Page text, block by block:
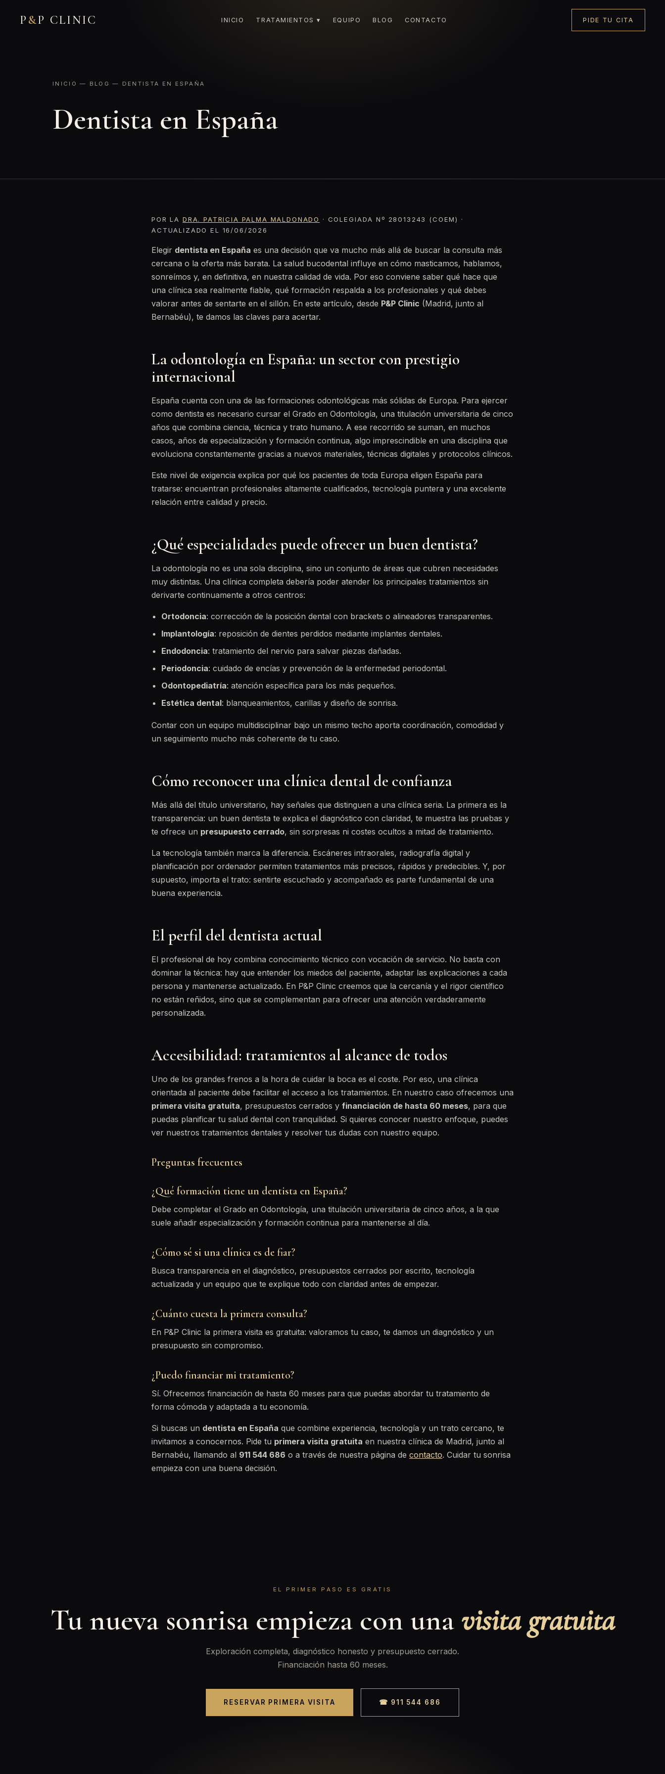
P &P CLINIC INICIO TRATAMIENTOS ▾ EQUIPO BLOG CONTACTO PIDE TU CITA
INICIO — BLOG — DENTISTA EN ESPAÑA
Dentista en España
POR LA DRA. PATRICIA PALMA MALDONADO
· COLEGIADA Nº 28013243 (COEM) ·
ACTUALIZADO EL 16/06/2026
Elegir dentista en España es una decisión que va mucho más allá de buscar la consulta más
cercana o la oferta más barata. La salud bucodental influye en cómo masticamos, hablamos,
sonreímos y, en definitiva, en nuestra calidad de vida. Por eso conviene saber qué hace que
una clínica sea realmente fiable, qué formación respalda a los profesionales y qué debes
valorar antes de sentarte en el sillón. En este artículo, desde P&P Clinic (Madrid, junto al
Bernabéu), te damos las claves para acertar.
La odontología en España: un sector con prestigio
internacional
España cuenta con una de las formaciones odontológicas más sólidas de Europa. Para ejercer
como dentista es necesario cursar el Grado en Odontología, una titulación universitaria de cinco
años que combina ciencia, técnica y trato humano. A ese recorrido se suman, en muchos
casos, años de especialización y formación continua, algo imprescindible en una disciplina que
evoluciona constantemente gracias a nuevos materiales, técnicas digitales y protocolos clínicos.
Este nivel de exigencia explica por qué los pacientes de toda Europa eligen España para
tratarse: encuentran profesionales altamente cualificados, tecnología puntera y una excelente
relación entre calidad y precio.
¿Qué especialidades puede ofrecer un buen dentista?
La odontología no es una sola disciplina, sino un conjunto de áreas que cubren necesidades
muy distintas. Una clínica completa debería poder atender los principales tratamientos sin
derivarte continuamente a otros centros:
Ortodoncia: corrección de la posición dental con brackets o alineadores transparentes.
Implantología: reposición de dientes perdidos mediante implantes dentales.
Endodoncia: tratamiento del nervio para salvar piezas dañadas.
Periodoncia: cuidado de encías y prevención de la enfermedad periodontal.
Odontopediatría: atención específica para los más pequeños.
Estética dental: blanqueamientos, carillas y diseño de sonrisa.
Contar con un equipo multidisciplinar bajo un mismo techo aporta coordinación, comodidad y
un seguimiento mucho más coherente de tu caso.
Cómo reconocer una clínica dental de confianza
Más allá del título universitario, hay señales que distinguen a una clínica seria. La primera es la
transparencia: un buen dentista te explica el diagnóstico con claridad, te muestra las pruebas y
te ofrece un presupuesto cerrado, sin sorpresas ni costes ocultos a mitad de tratamiento.
La tecnología también marca la diferencia. Escáneres intraorales, radiografía digital y
planificación por ordenador permiten tratamientos más precisos, rápidos y predecibles. Y, por
supuesto, importa el trato: sentirte escuchado y acompañado es parte fundamental de una
buena experiencia.
El perfil del dentista actual
El profesional de hoy combina conocimiento técnico con vocación de servicio. No basta con
dominar la técnica: hay que entender los miedos del paciente, adaptar las explicaciones a cada
persona y mantenerse actualizado. En P&P Clinic creemos que la cercanía y el rigor científico
no están reñidos, sino que se complementan para ofrecer una atención verdaderamente
personalizada.
Accesibilidad: tratamientos al alcance de todos
Uno de los grandes frenos a la hora de cuidar la boca es el coste. Por eso, una clínica
orientada al paciente debe facilitar el acceso a los tratamientos. En nuestro caso ofrecemos una
primera visita gratuita, presupuestos cerrados y financiación de hasta 60 meses, para que
puedas planificar tu salud dental con tranquilidad. Si quieres conocer nuestro enfoque, puedes
ver nuestros tratamientos dentales y resolver tus dudas con nuestro equipo.
Preguntas frecuentes
¿Qué formación tiene un dentista en España?
Debe completar el Grado en Odontología, una titulación universitaria de cinco años, a la que
suele añadir especialización y formación continua para mantenerse al día.
¿Cómo sé si una clínica es de fiar?
Busca transparencia en el diagnóstico, presupuestos cerrados por escrito, tecnología
actualizada y un equipo que te explique todo con claridad antes de empezar.
¿Cuánto cuesta la primera consulta?
En P&P Clinic la primera visita es gratuita: valoramos tu caso, te damos un diagnóstico y un
presupuesto sin compromiso.
¿Puedo financiar mi tratamiento?
Sí. Ofrecemos financiación de hasta 60 meses para que puedas abordar tu tratamiento de
forma cómoda y adaptada a tu economía.
Si buscas un dentista en España que combine experiencia, tecnología y un trato cercano, te
invitamos a conocernos. Pide tu primera visita gratuita en nuestra clínica de Madrid, junto al
Bernabéu, llamando al 911 544 686 o a través de nuestra página de contacto. Cuidar tu sonrisa
empieza con una buena decisión.
EL PRIMER PASO ES GRATIS
Tu nueva sonrisa empieza con una visita gratuita
Exploración completa, diagnóstico honesto y presupuesto cerrado.
Financiación hasta 60 meses.
RESERVAR PRIMERA VISITA ☎ 911 544 686